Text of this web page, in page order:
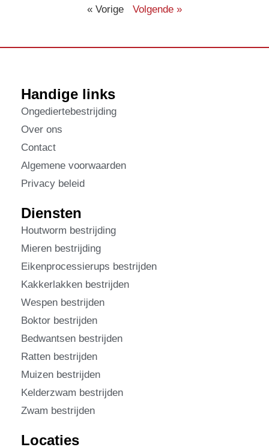
« Vorige Volgende »
Handige links
Ongediertebestrijding
Over ons
Contact
Algemene voorwaarden
Privacy beleid
Diensten
Houtworm bestrijding
Mieren bestrijding
Eikenprocessierups bestrijden
Kakkerlakken bestrijden
Wespen bestrijden
Boktor bestrijden
Bedwantsen bestrijden
Ratten bestrijden
Muizen bestrijden
Kelderzwam bestrijden
Zwam bestrijden
Locaties